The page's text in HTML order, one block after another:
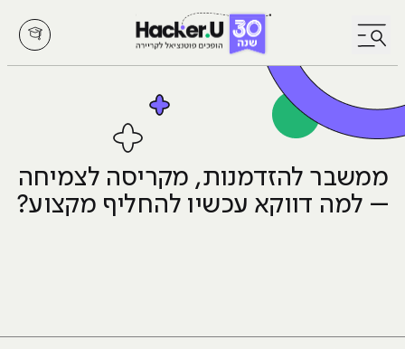
לחץ לפתיחת/סגירת תפריט
ממשבר להזדמנות, מקריסה לצמיחה
– למה דווקא עכשיו להחליף מקצוע?